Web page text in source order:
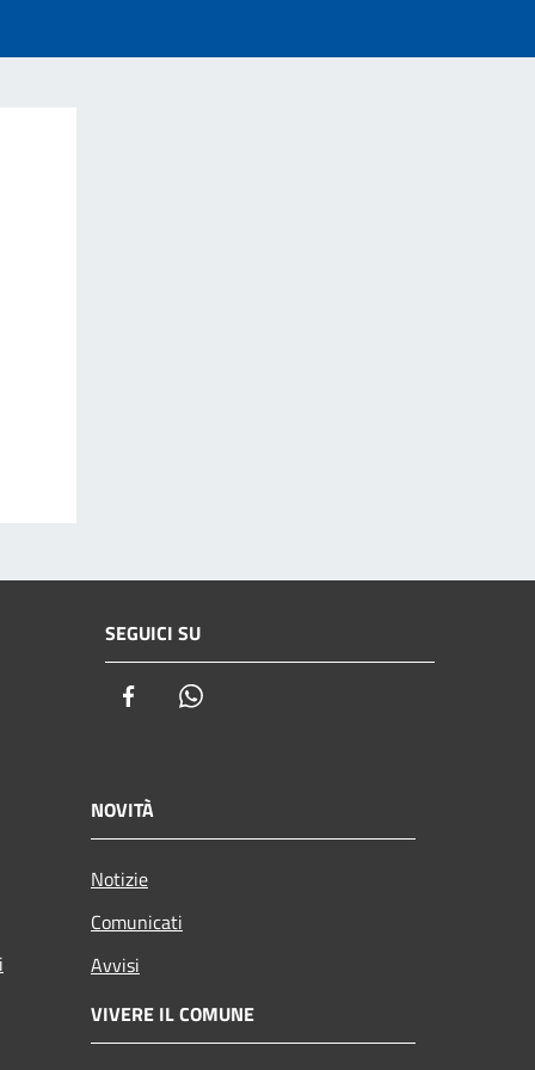
SEGUICI SU
Facebook
NOVITÀ
Notizie
Comunicati
Avvisi
VIVERE IL COMUNE